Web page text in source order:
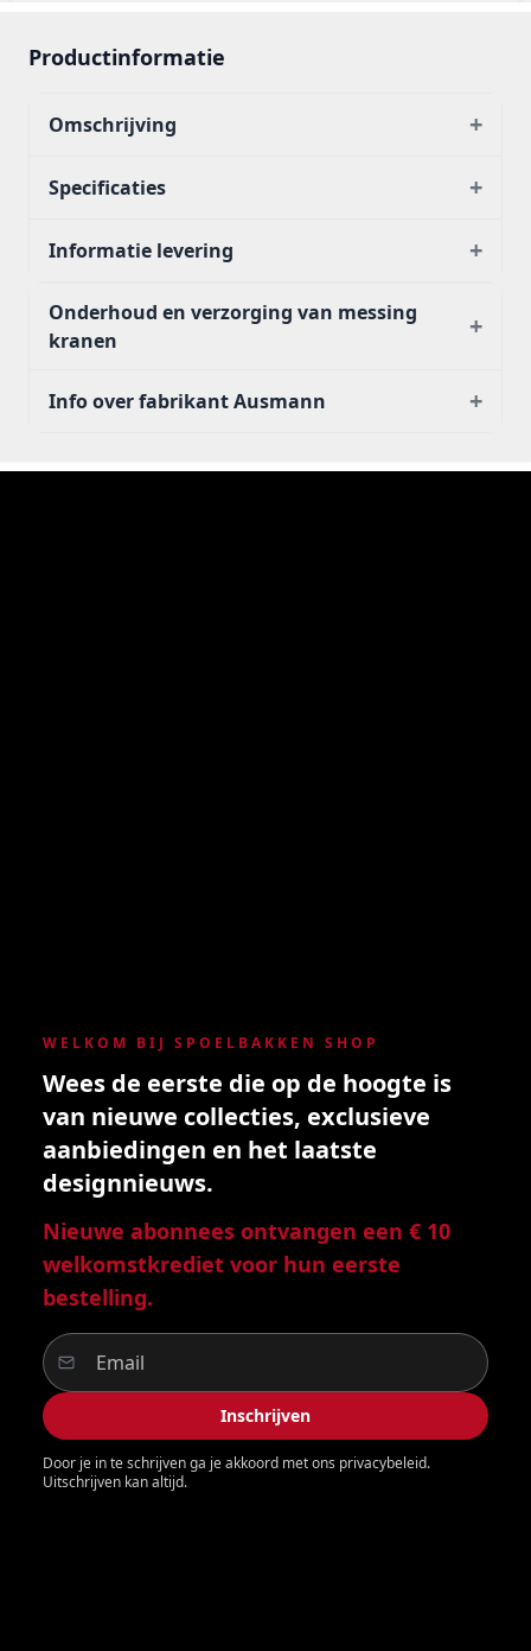
Productinformatie
Omschrijving +
Specificaties +
Informatie levering +
Onderhoud en verzorging van messing
kranen
+
Info over fabrikant Ausmann +
WELKOM BIJ SPOELBAKKEN SHOP
Wees de eerste die op de hoogte is
van nieuwe collecties, exclusieve
aanbiedingen en het laatste
designnieuws.
Nieuwe abonnees ontvangen een € 10
welkomstkrediet voor hun eerste
bestelling.
Inschrijven
Door je in te schrijven ga je akkoord met ons privacybeleid.
Uitschrijven kan altijd.